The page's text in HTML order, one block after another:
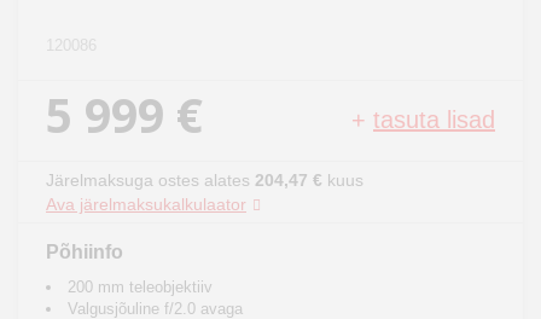
120086
5 999 € + tasuta lisad
Järelmaksuga ostes alates 204,47 € kuus
Ava järelmaksukalkulaator
Põhiinfo
200 mm teleobjektiiv
Valgusjõuline f/2.0 avaga
Sport
hobi
Mänguasjad
Auto